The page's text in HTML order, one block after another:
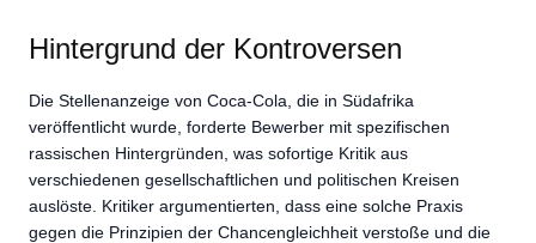
Hintergrund der Kontroversen
Die Stellenanzeige von Coca-Cola, die in Südafrika
veröffentlicht wurde, forderte Bewerber mit spezifischen
rassischen Hintergründen, was sofortige Kritik aus
verschiedenen gesellschaftlichen und politischen Kreisen
auslöste. Kritiker argumentierten, dass eine solche Praxis
gegen die Prinzipien der Chancengleichheit verstoße und die